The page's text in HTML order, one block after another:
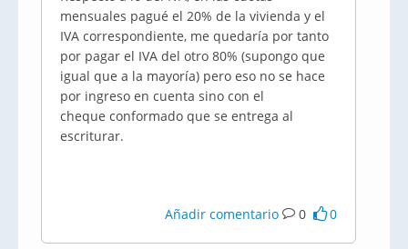
mensuales pagué el 20% de la vivienda y el
IVA correspondiente, me quedaría por tanto
por pagar el IVA del otro 80% (supongo que
igual que a la mayoría) pero eso no se hace
por ingreso en cuenta sino con el
cheque conformado que se entrega al
escriturar.
Añadir comentario 0 0